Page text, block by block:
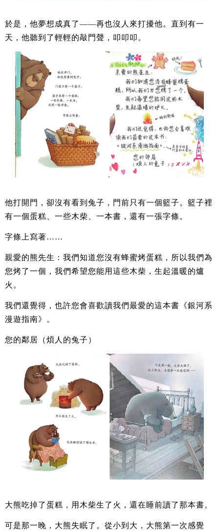
於是，他夢想成真了——再也沒人來打擾他。直到有一
天，他聽到了輕輕的敲門聲，叩叩叩。
他打開門，卻沒有看到兔子，門前只有一個籃子。籃子裡
有一個蛋糕、一些木柴、一本書，還有一張字條。
字條上寫著……
親愛的熊先生：我們知道您沒有蜂蜜烤蛋糕，所以我們為
您烤了一個，我們希望您能用這些木柴，生起溫暖的爐
火。
我們還覺得，也許您會喜歡讀我們最愛的這本書《銀河系
漫遊指南》。
您的鄰居（煩人的兔子）
大熊吃掉了蛋糕，用木柴生了火，還在睡前讀了那本書。
可是那一晚，大熊失眠了。從小到大，大熊第一次感覺